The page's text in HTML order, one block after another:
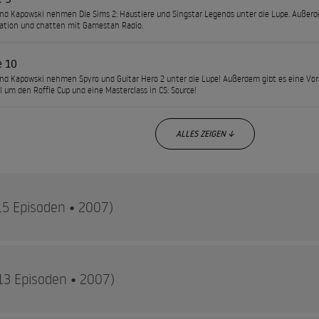
Kapowski nehmen Die Sims 2: Haustiere und Singstar Legends unter die Lupe.
und chatten mit Gamestah Radio.
10
Kapowski nehmen Spyro und Guitar Hero 2 unter die Lupe! Außerdem gibt es eine
um den Roffle Cup und eine Masterclass in CS: Source!
ALLES ZEIGEN ↓
Episoden • 2007)
1 Episoden • 2007)